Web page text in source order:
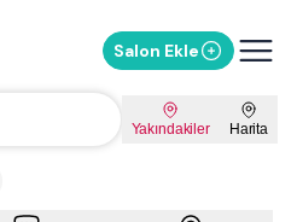
Salon Ekle
Yakındakiler Harita